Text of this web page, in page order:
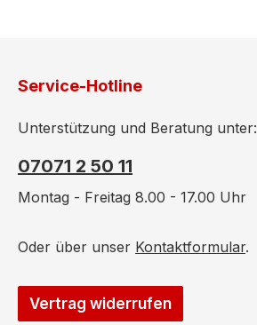
Service-Hotline
Unterstützung und Beratung unter:
07071 2 50 11
Montag - Freitag 8.00 - 17.00 Uhr
Oder über unser Kontaktformular.
Vertrag widerrufen